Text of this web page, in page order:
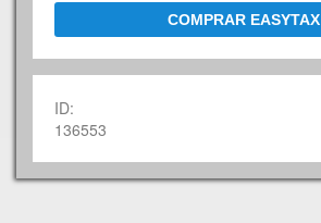
COMPRAR EASYTAX
ID:
136553